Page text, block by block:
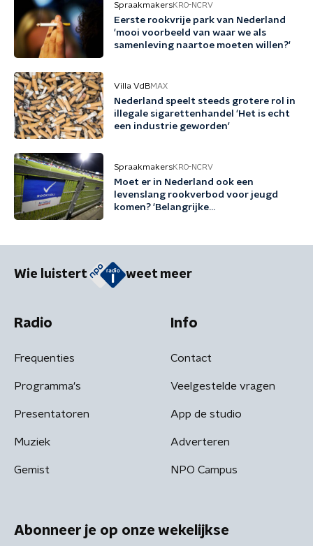
SpraakmakersKRO-NCRV
Eerste rookvrije park van Nederland
'mooi voorbeeld van waar we als
samenleving naartoe moeten willen?'
Villa VdBMAX
Nederland speelt steeds grotere rol in
illegale sigarettenhandel 'Het is echt
een industrie geworden'
SpraakmakersKRO-NCRV
Moet er in Nederland ook een
levenslang rookverbod voor jeugd
komen? 'Belangrijke
Wie luistert weet meer
Radio
Frequenties
Programma's
Presentatoren
Muziek
Gemist
Info
Contact
Veelgestelde vragen
App de studio
Adverteren
NPO Campus
Abonneer je op onze wekelijkse